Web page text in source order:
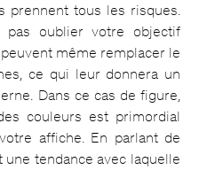
prennent tous les risques.
oublier votre objectif
même remplacer le
ce qui leur donnera un
Dans ce cas de figure,
couleurs est primordial
affiche. En parlant de
tendance avec laquelle